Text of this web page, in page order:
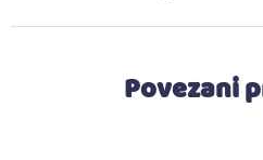
Povezani